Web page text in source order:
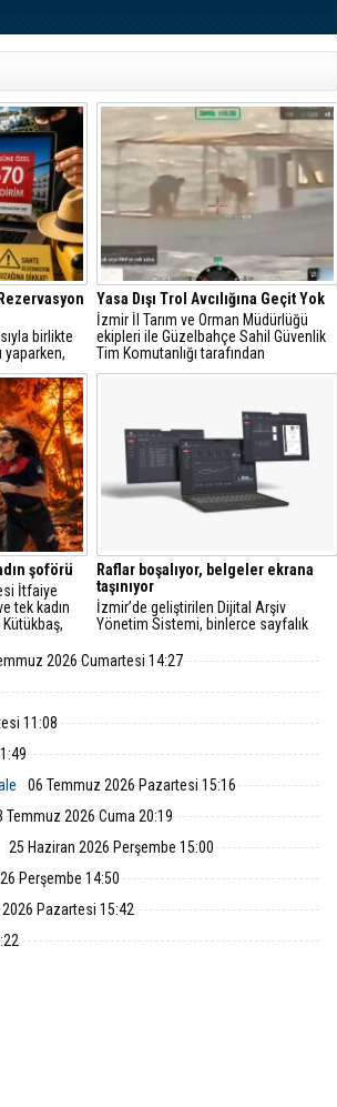
birlikte
yaparken,
vakaları da
Yasa Dışı Trol Avcılığına Geçit Yok
İzmir İl Tarım ve Orman Müdürlüğü
ekipleri ile Güzelbahçe Sahil Güvenlik
Tim Komutanlığı tarafından
gerçekleştirilen ortak denetimlerde,
yapan bir balıkçı teknesi tespit edildi.
şoförü
İtfaiye
tek kadın
Raflar boşalıyor, belgeler ekrana
taşınıyor
İzmir’de geliştirilen Dijital Arşiv
Yönetim Sistemi, binlerce sayfalık
aktarıyor. Belediye iştiraklerinde
kurumlarına yayılması hedefleniyor.
2026 Cumartesi 14:27
11:08
06 Temmuz 2026 Pazartesi 15:16
Temmuz 2026 Cuma 20:19
25 Haziran 2026 Perşembe 15:00
Perşembe 14:50
Pazartesi 15:42